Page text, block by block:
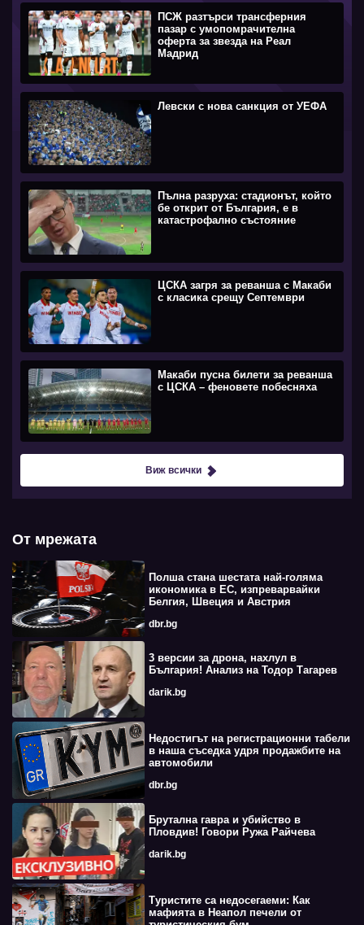
ПСЖ разтърси трансферния
пазар с умопомрачителна
оферта за звезда на Реал
Мадрид
Левски с нова санкция от УЕФА
Пълна разруха: стадионът, който
бе открит от България, е в
катастрофално състояние
ЦСКА загря за реванша с Макаби
с класика срещу Септември
Макаби пусна билети за реванша
с ЦСКА – феновете побесняха
Виж всички
От мрежата
Полша стана шестата най-голяма
икономика в ЕС, изпреварвайки
Белгия, Швеция и Австрия
dbr.bg
3 версии за дрона, нахлул в
България! Анализ на Тодор Тагарев
darik.bg
Недостигът на регистрационни табели
в наша съседка удря продажбите на
автомобили
dbr.bg
Брутална гавра и убийство в
Пловдив! Говори Ружа Райчева
darik.bg
Туристите са недосегаеми: Как
мафията в Неапол печели от